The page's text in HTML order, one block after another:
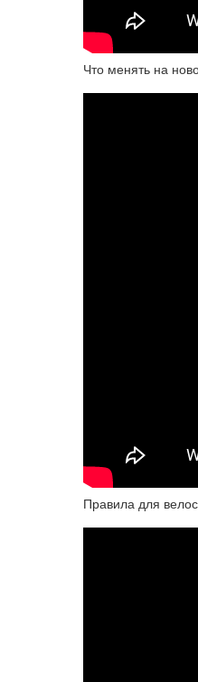
Что менять на
Правила для